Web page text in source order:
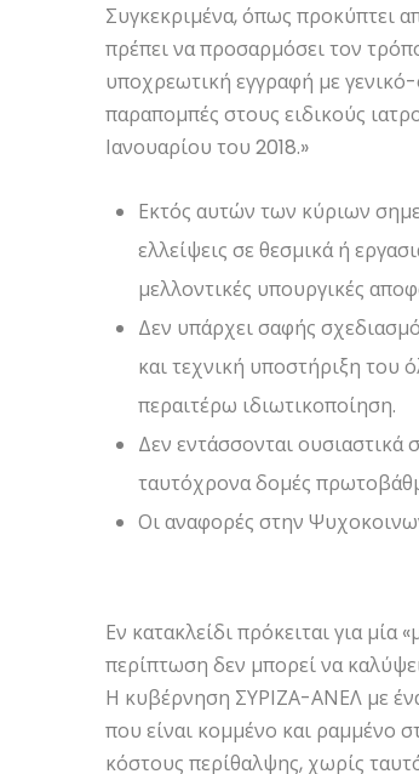
Συγκεκριμένα, όπως προκύπτει
πρέπει να προσαρμόσει τον
υποχρεωτική εγγραφή με
παραπομπές στους ειδικούς
Ιανουαρίου του 2018.»
Εκτός αυτών των κύριων
ελλείψεις σε θεσμικά ή
μελλοντικές υπουργικές
Δεν υπάρχει σαφής
και τεχνική υποστήριξη του
περαιτέρω ιδιωτικοποίηση.
Δεν εντάσσονται
ταυτόχρονα δομές
Οι αναφορές στην
Εν κατακλείδι πρόκειται για μία
περίπτωση δεν μπορεί να
Η κυβέρνηση ΣΥΡΙΖΑ-ΑΝΕΛ με
που είναι κομμένο και ραμμένο
κόστους περίθαλψης, χωρίς